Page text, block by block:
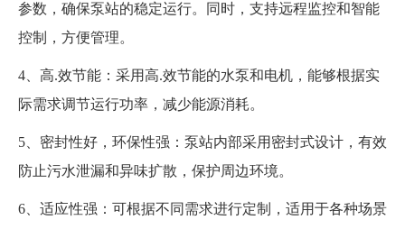
参数，确保泵站的稳定运行。同时，支持远程监控和智能
控制，方便管理。
4、高.效节能：采用高.效节能的水泵和电机，能够根据实
际需求调节运行功率，减少能源消耗。
5、密封性好，环保性强：泵站内部采用密封式设计，有效
防止污水泄漏和异味扩散，保护周边环境。
6、适应性强：可根据不同需求进行定制，适用于各种场景